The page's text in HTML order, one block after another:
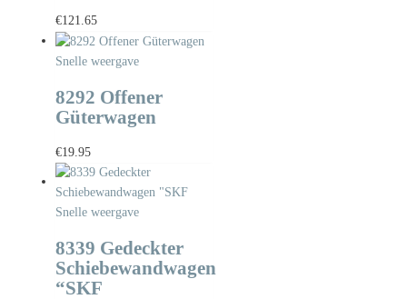
€121.65
Snelle weergave
8292 Offener
Güterwagen
€19.95
Snelle weergave
8339 Gedeckter
Schiebewandwagen
“SKF